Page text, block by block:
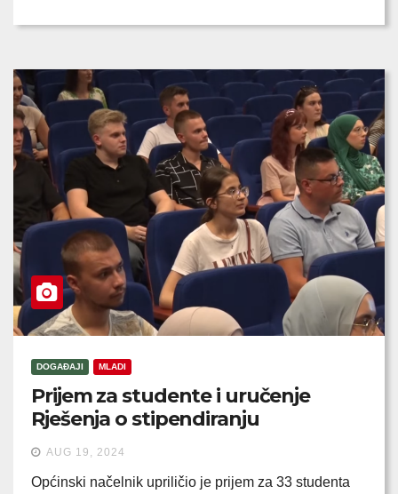
DOGAĐAJI MLADI
Prijem za studente i uručenje
Rješenja o stipendiranju
AUG 19, 2024
Općinski načelnik upriličio je prijem za 33 studenta